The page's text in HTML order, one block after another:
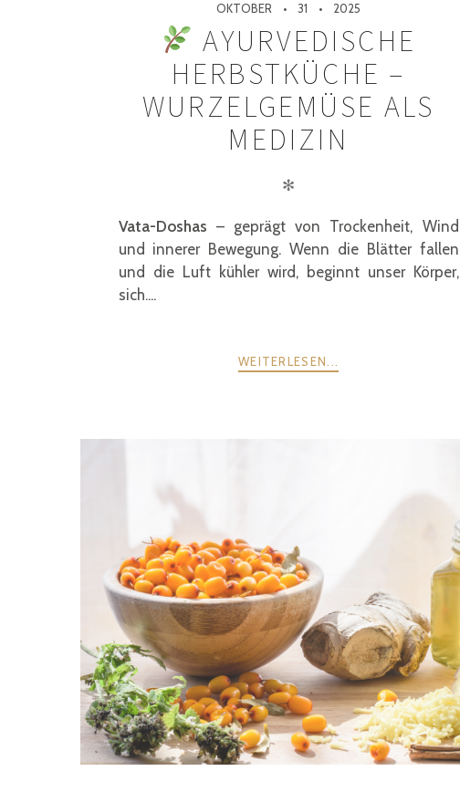
OKTOBER 31 2025
AYURVEDISCHE
HERBSTKÜCHE –
WURZELGEMÜSE ALS
MEDIZIN
✻
Vata-Doshas – geprägt von Trockenheit, Wind
und innerer Bewegung. Wenn die Blätter fallen
und die Luft kühler wird, beginnt unser Körper,
sich....
WEITERLESEN...